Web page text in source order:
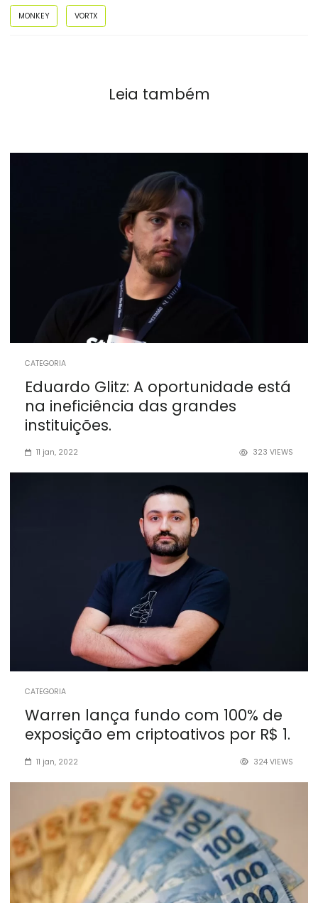
MONKEY VORTX
Leia também
CATEGORIA
Eduardo Glitz: A oportunidade está
na ineficiência das grandes
instituições.
11 jan, 2022 323 VIEWS
CATEGORIA
Warren lança fundo com 100% de
exposição em criptoativos por R$ 1.
11 jan, 2022 324 VIEWS